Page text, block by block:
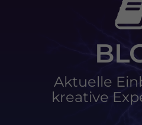
Aktuelle
kreative